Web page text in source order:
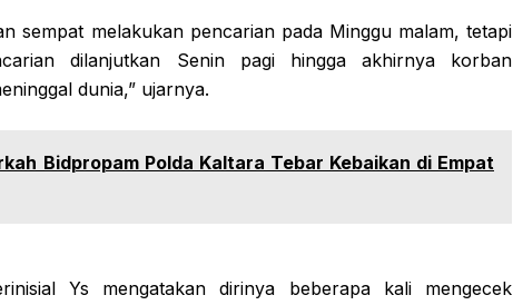
sempat melakukan pencarian pada Minggu malam, tetapi
dilanjutkan Senin pagi hingga akhirnya korban
dunia,” ujarnya.
Bidpropam Polda Kaltara Tebar Kebaikan di Empat
Ys mengatakan dirinya beberapa kali mengecek